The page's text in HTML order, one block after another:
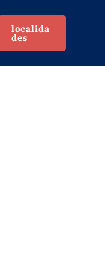
localida
des